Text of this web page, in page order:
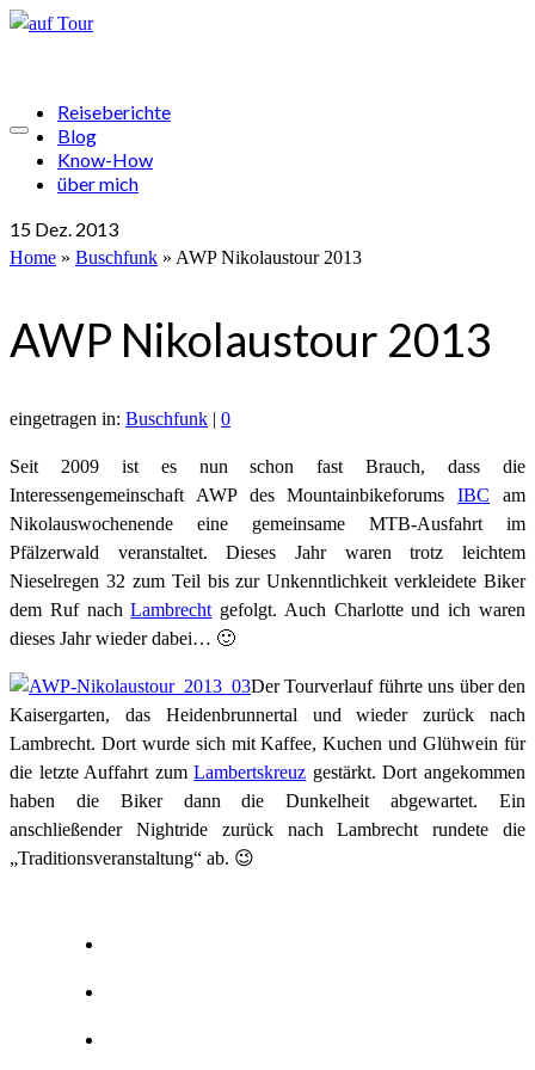
Reiseberichte
Blog
Know-How
über mich
15 Dez. 2013
Home » Buschfunk » AWP Nikolaustour 2013
AWP Nikolaustour 2013
eingetragen in: Buschfunk | 0
Seit 2009 ist es nun schon fast Brauch, dass die
Interessengemeinschaft AWP des MountainbikeforumsIBC am
Nikolauswochenende eine gemeinsame MTB-Ausfahrt im
Pfälzerwald veranstaltet. Dieses Jahr waren trotz leichtem
Nieselregen 32 zum Teil bis zur Unkenntlichkeit verkleidete Biker
dem Ruf nachLambrecht gefolgt. Auch Charlotte und ich waren
dieses Jahr wieder dabei… 🙂
Der Tourverlauf führte uns über den
Kaisergarten, das Heidenbrunnertal und wieder zurück nach
Lambrecht. Dort wurde sich mit Kaffee, Kuchen und Glühwein für
die letzte Auffahrt zumLambertskreuz gestärkt. Dort angekommen
haben die Biker dann die Dunkelheit abgewartet. Ein
anschließender Nightride zurück nach Lambrecht rundete die
„Traditionsveranstaltung“ ab. 😉